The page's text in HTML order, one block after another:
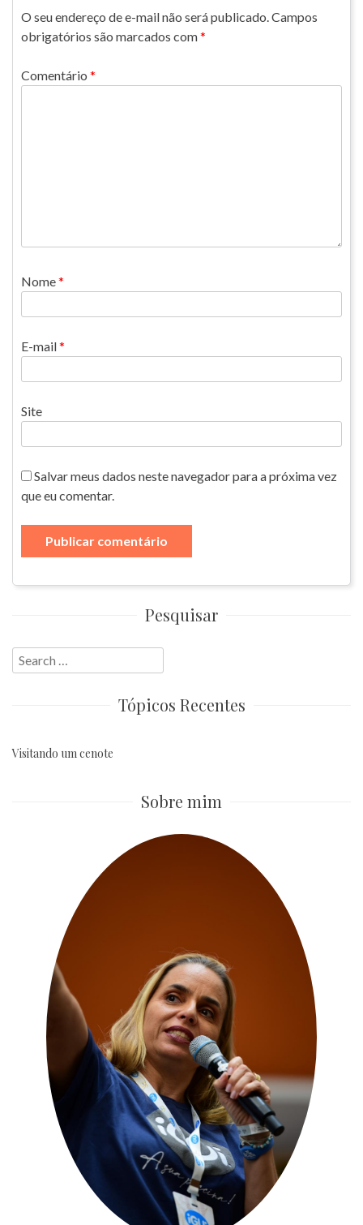
O seu endereço de e-mail não será publicado.Campos
obrigatórios são marcados com*
Comentário *
Nome*
E-mail*
Site
Salvar meus dados neste navegador para a próxima vez
que eu comentar.
Pesquisar
Search
for:
Tópicos Recentes
Visitando um cenote
Sobre mim